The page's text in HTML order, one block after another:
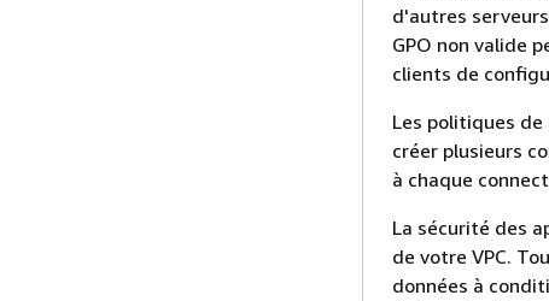
d'autres
GPO non valide
clients de
Les politiques de
créer plusieurs
à chaque
La sécurité des
de votre VPC.
données à